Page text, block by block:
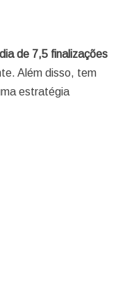
de 7,5 finalizações
Além disso, tem
estratégia